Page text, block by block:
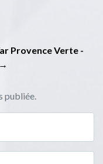
Provence Verte -
publiée.